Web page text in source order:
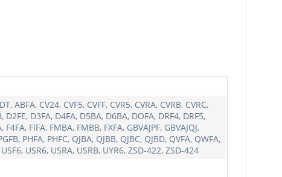
ABFA, CV24, CVF5, CVFF, CVR5, CVRA, CVRB, CVRC,
D2FE, D3FA, D4FA, D5BA, D6BA, DOFA, DRF4, DRF5,
FIFA, FMBA, FMBB, FXFA, GBVAJPF, GBVAJQJ,
PHFA, PHFC, QJBA, QJBB, QJBC, QJBD, QVFA, QWFA,
USR6, USRA, USRB, UYR6, ZSD-422, ZSD-424